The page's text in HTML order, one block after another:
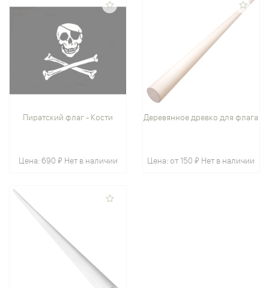
Пиратский флаг - Кости
Цена: 690 ₽ Нет в наличии
Деревянное древко для флага
Цена: от 150 ₽ Нет в наличии